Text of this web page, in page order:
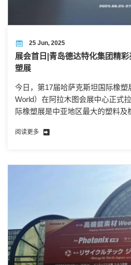
25 Jun, 2025
展会首日|青岛德达特化集团精
塑展
今日，第17届哈萨克斯坦国际橡塑
World）在阿拉木图会展中心正式
际橡塑展是中亚地区最大的塑料及
包括了来自全球各地的知名塑料及
阅读更多